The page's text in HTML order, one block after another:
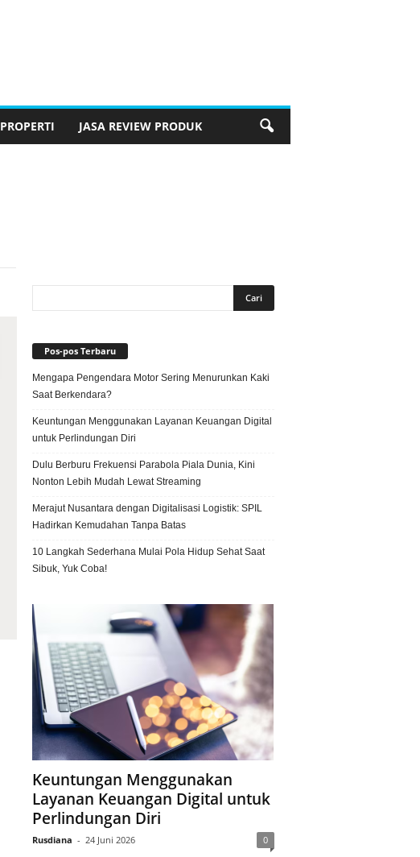
PROPERTI JASA REVIEW PRODUK
Pos-pos Terbaru
Mengapa Pengendara Motor Sering Menurunkan Kaki
Saat Berkendara?
Keuntungan Menggunakan Layanan Keuangan Digital
untuk Perlindungan Diri
Dulu Berburu Frekuensi Parabola Piala Dunia, Kini
Nonton Lebih Mudah Lewat Streaming
Merajut Nusantara dengan Digitalisasi Logistik: SPIL
Hadirkan Kemudahan Tanpa Batas
10 Langkah Sederhana Mulai Pola Hidup Sehat Saat
Sibuk, Yuk Coba!
Keuntungan Menggunakan
Layanan Keuangan Digital untuk
Perlindungan Diri
Rusdiana - 24 Juni 2026 0